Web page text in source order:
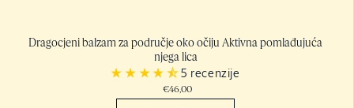
Dragocjeni balzam za područje oko očiju Aktivna pomlađujuća
njega lica
5 recenzije
€46,00